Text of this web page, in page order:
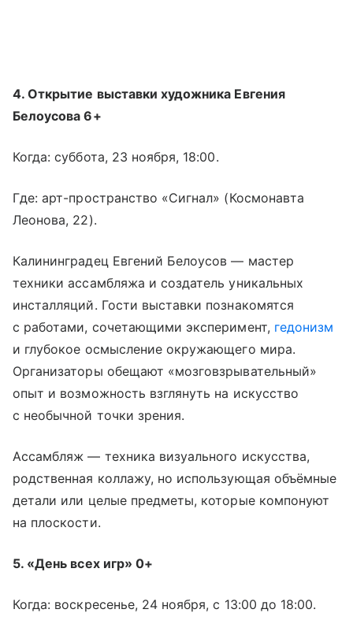
4. Открытие выставки художника Евгения
Белоусова 6+
Когда: суббота, 23 ноября, 18:00.
Где: арт-пространство «Сигнал» (Космонавта
Леонова, 22).
Калининградец Евгений Белоусов — мастер
техники ассамбляжа и создатель уникальных
инсталляций. Гости выставки познакомятся
с работами, сочетающими эксперимент, гедонизм
и глубокое осмысление окружающего мира.
Организаторы обещают «мозговзрывательный»
опыт и возможность взглянуть на искусство
с необычной точки зрения.
Ассамбляж — техника визуального искусства,
родственная коллажу, но использующая объёмные
детали или целые предметы, которые компонуют
на плоскости.
5. «День всех игр» 0+
Когда: воскресенье, 24 ноября, с 13:00 до 18:00.